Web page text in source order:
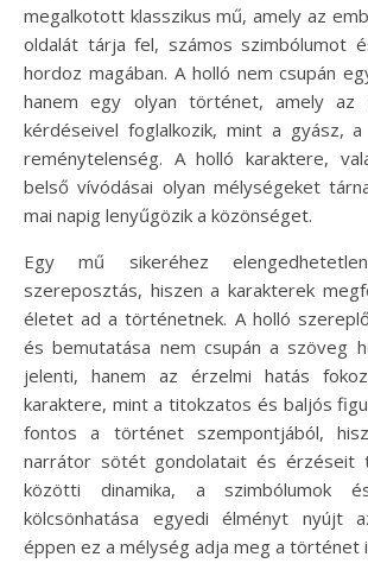
megalkotott klasszikus mű, amely az
oldalát tárja fel, számos szimbólumot
hordoz magában. A holló nem csupán
hanem egy olyan történet, amely
kérdéseivel foglalkozik, mint a gyász,
reménytelenség. A holló karaktere,
belső vívódásai olyan mélységeket
mai napig lenyűgözik a közönséget.
Egy mű sikeréhez
szereposztás, hiszen a karakterek
életet ad a történetnek. A holló
és bemutatása nem csupán a szöveg
jelenti, hanem az érzelmi hatás
karaktere, mint a titokzatos és baljós
fontos a történet szempontjából,
narrátor sötét gondolatait és érzéseit
közötti dinamika, a szimbólumok
kölcsönhatása egyedi élményt nyújt
éppen ez a mélység adja meg a történet